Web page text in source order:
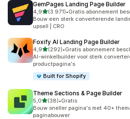
GemPages Landing Page Builder
4,9van 5 sterren
(3.971)
3971 recensies in totaal
•Gratis abonnement
Bouw een sterk converterende
upsell | CRO
Foxify AI Landing Page Builder
4,9van 5 sterren
(292)
292 recensies in totaal
•Gratis abonnement
AI-winkelbuilder voor sterk
productpagina's
Built for Shopify
Theme Sections & Page Builder
5,0van 5 sterren
(38)
38 recensies in totaal
•Gratis
Bouw sneller pagina's met 40+
paginabouwer